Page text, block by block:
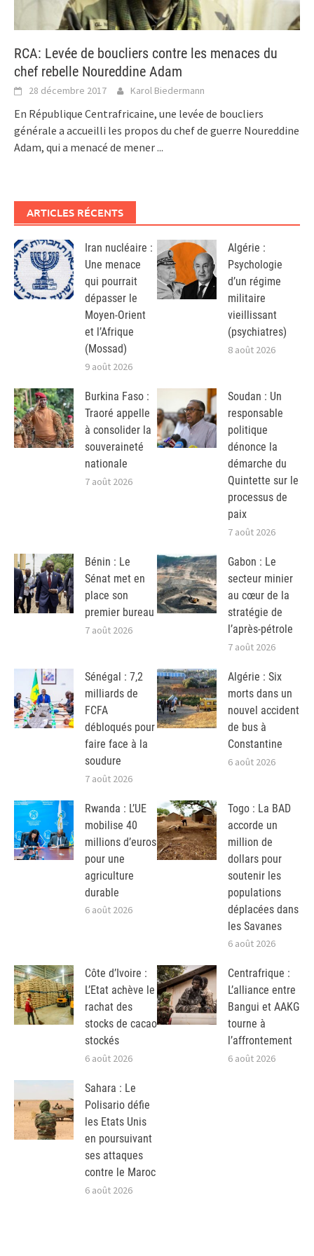
RCA: Levée de boucliers contre les menaces du
chef rebelle Noureddine Adam
28 décembre 2017 Karol Biedermann
En République Centrafricaine, une levée de boucliers
générale a accueilli les propos du chef de guerre Noureddine
Adam, qui a menacé de mener...
ARTICLES RÉCENTS
Iran nucléaire :
Une menace
qui pourrait
dépasser le
Moyen-Orient
et l’Afrique
(Mossad)
9 août 2026
Algérie :
Psychologie
d’un régime
militaire
vieillissant
(psychiatres)
8 août 2026
Burkina Faso :
Traoré appelle
à consolider la
souveraineté
nationale
7 août 2026
Soudan : Un
responsable
politique
dénonce la
démarche du
Quintette sur le
processus de
paix
7 août 2026
Bénin : Le
Sénat met en
place son
premier bureau
7 août 2026
Gabon : Le
secteur minier
au cœur de la
stratégie de
l’après-pétrole
7 août 2026
Sénégal : 7,2
milliards de
FCFA
débloqués pour
faire face à la
soudure
7 août 2026
Algérie : Six
morts dans un
nouvel accident
de bus à
Constantine
6 août 2026
Rwanda : L’UE
mobilise 40
millions d’euros
pour une
agriculture
durable
6 août 2026
Togo : La BAD
accorde un
million de
dollars pour
soutenir les
populations
déplacées dans
les Savanes
6 août 2026
Côte d’Ivoire :
L’Etat achève le
rachat des
stocks de cacao
stockés
6 août 2026
Centrafrique :
L’alliance entre
Bangui et AAKG
tourne à
l’affrontement
6 août 2026
Sahara : Le
Polisario défie
les Etats Unis
en poursuivant
ses attaques
contre le Maroc
6 août 2026